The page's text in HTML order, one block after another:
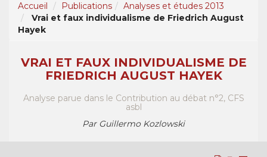
Accueil
Publications
Analyses et études 2013
Vrai et faux individualisme de Friedrich August
Hayek
VRAI ET FAUX INDIVIDUALISME DE
FRIEDRICH AUGUST HAYEK
Analyse parue dans le Contribution au débat n°2, CFS
asbl
Par Guillermo Kozlowski